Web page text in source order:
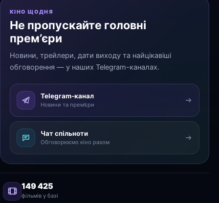
КІНО ЩОДНЯ
Не пропускайте головні
прем’єри
Новини, трейлери, дати виходу та найцікавіші
обговорення — у наших Telegram-каналах.
Telegram-канал
Новини та прем’єри
Чат спільноти
Обговорюємо кіно разом
149 425
фільмів у базі